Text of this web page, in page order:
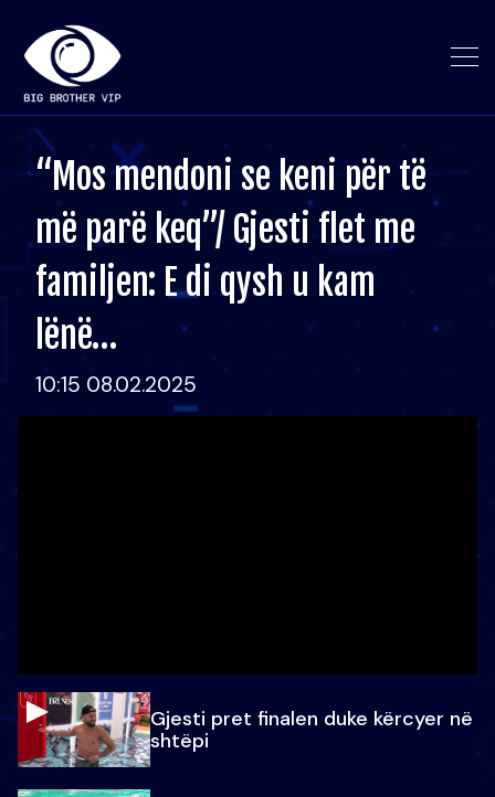
“Mos mendoni se keni për të
më parë keq”/ Gjesti flet me
familjen: E di qysh u kam
lënë…
10:15 08.02.2025
Gjesti pret finalen duke kërcyer në
shtëpi